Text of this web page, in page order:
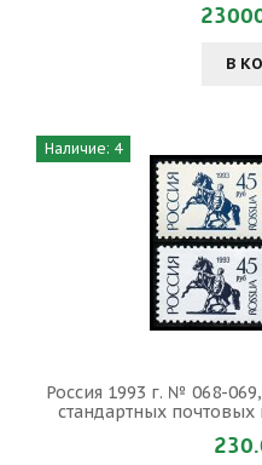
В
Наличие: 4
Россия 1993 г. № 068-
стандартных